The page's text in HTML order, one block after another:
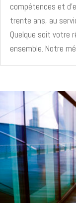
compétences et
trente ans, au
Quelque soit votre
ensemble. Notre